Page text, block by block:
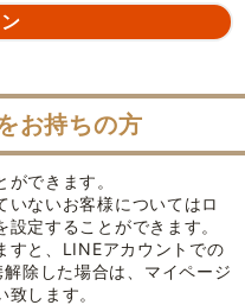
お持ちの方
できます。
いないお客様についてはロ
定することができます。
すと、LINEアカウントでの
除した場合は、マイページ
します。